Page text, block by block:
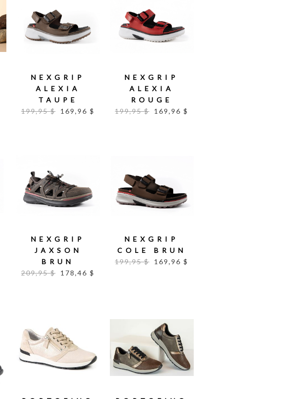
NEXGRIP
ALEXIA
TAUPE
199,95 $
169,96 $
NEXGRIP
ALEXIA
ROUGE
199,95 $
169,96 $
NEXGRIP
JAXSON
BRUN
209,95 $
178,46 $
NEXGRIP
COLE BRUN
199,95 $
169,96 $